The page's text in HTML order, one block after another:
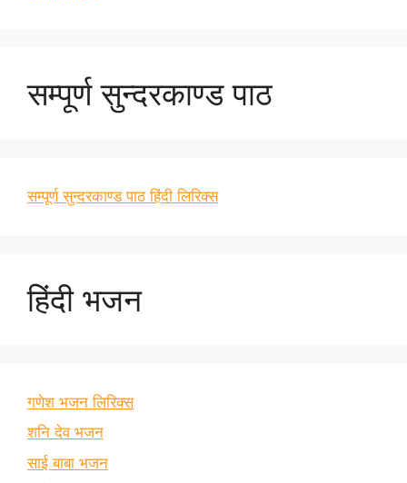
सम्पूर्ण सुन्दरकाण्ड पाठ
सम्पूर्ण सुन्दरकाण्ड पाठ हिंदी लिरिक्स
हिंदी भजन
गणेश भजन लिरिक्स
शनि देव भजन
साई बाबा भजन